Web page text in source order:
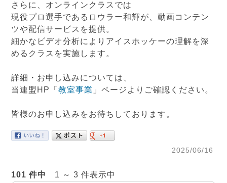
さらに、オンラインクラスでは
現役プロ選手であるロウラー和輝が、動画コンテン
ツや配信サービスを提供。
細かなビデオ分析によりアイスホッケーの理解を深
めるクラスを実施します。
詳細・お申し込みについては、
当連盟HP「教室事業 」ページよりご確認ください。
皆様のお申し込みをお待ちしております。
2025/06/16
101 件中 1 ～ 3 件表示中